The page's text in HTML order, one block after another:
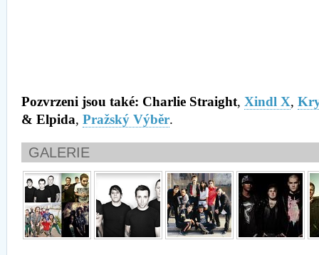
Pozvrzeni jsou také: Charlie Straight, Xindl X,
& Elpida, Pražský Výběr.
GALERIE